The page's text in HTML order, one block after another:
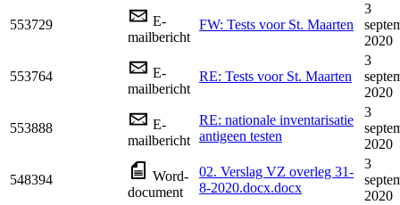
553729
E-
mailbericht
FW: Tests voor St. Maarten
3
2020
553764
E-
mailbericht
RE: Tests voor St. Maarten
3
2020
553888
E-
mailbericht
RE: nationale inventarisatie
antigeen testen
3
2020
548394
Word-
document
02. Verslag VZ overleg 31-
8-2020.docx.docx
3
2020